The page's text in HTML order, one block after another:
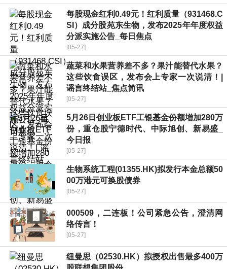
每股现金红利0.49元！红利质量（931468.C
SI）成分股苑东生物，发布2025年年度权益
分派实施公告_每日焦点
[05-27]
蔬菜和水果营养差不多？果汁能替代水果？
这些饮食误区，发布会上专家一次说清！|
谣言终结站_焦点简讯
[05-27]
5月26日创业板ETF工银基金份额增加280万
份，重仓股宁德时代、中际旭创、新易盛_
今日报
[05-27]
生物系统工程(01355.HK)拟发行本金总额50
00万港元可换股债券
[05-27]
000509，二连板！公司紧急公告，澄清网
络传言！
[05-27]
纽曼思（02530.HK）拟授权出售最多400万